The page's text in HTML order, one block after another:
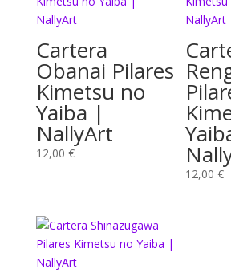
Cartera
Obanai Pilares
Kimetsu no
Yaiba |
NallyArt
12,00 €
12,00€